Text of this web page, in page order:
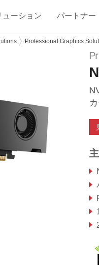
ューション パートナー
Professional Graphics